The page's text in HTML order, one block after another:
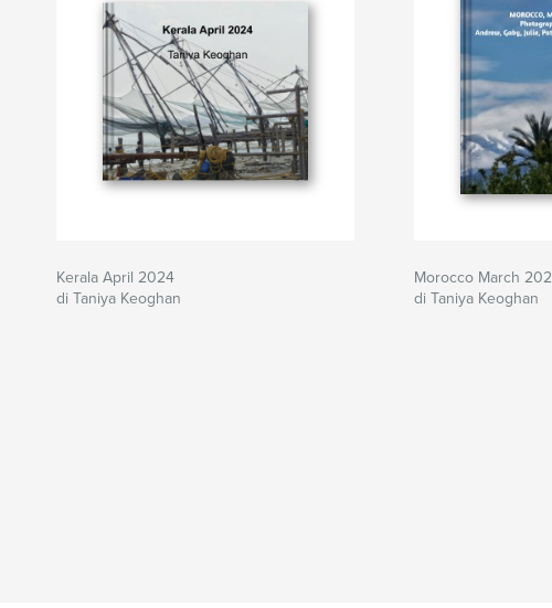
Kerala April 2024
di Taniya Keoghan
Morocco March
di Taniya Keoghan